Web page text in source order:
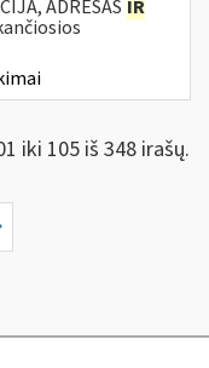
ADRESAS IR
iki 105 iš 348 irašų.